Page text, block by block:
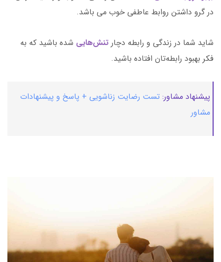
در گرو داشتن روابط عاطفی خوب می باشد.
شاید شما در زندگی و رابطه دچار تنش‌هایی شده باشید که به
فکر بهبود رابطه‌تان افتاده باشید.
پیشنهاد مشاور: تست رضایت زناشویی + پاسخ و پیشنهادات
مشاور